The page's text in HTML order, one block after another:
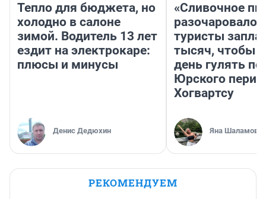
Тепло для бюджета, но
холодно в салоне
зимой. Водитель 13 лет
ездит на электрокаре:
плюсы и минусы
Денис Дедюхин
«Сливочное
разочаровало»:
туристы
тысяч, чтобы
день гулять по
Юрского
Хогвартсу
Яна Шаламова
РЕКОМЕНДУЕМ